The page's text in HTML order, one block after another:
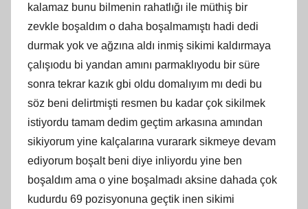
kalamaz bunu bilmenin rahatlığı ile müthiş bir
zevkle boşaldım o daha boşalmamıştı hadi dedi
durmak yok ve ağzına aldı inmiş sikimi kaldırmaya
çalışıodu bi yandan amını parmaklıyodu bir süre
sonra tekrar kazık gbi oldu domalıyım mı dedi bu
söz beni delirtmişti resmen bu kadar çok sikilmek
istiyordu tamam dedim geçtim arkasına amından
sikiyorum yine kalçalarına vurarark sikmeye devam
ediyorum boşalt beni diye inliyordu yine ben
boşaldım ama o yine boşalmadı aksine dahada çok
kudurdu 69 pozisyonuna geçtik inen sikimi